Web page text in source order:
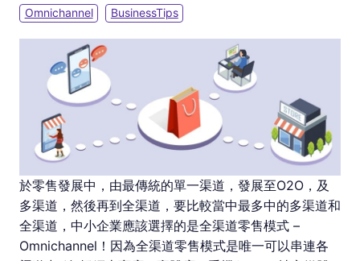
Omnichannel
BusinessTips
於零售發展中，由最傳統的單一渠道，發展至O2O，及
多渠道，然後再到全渠道，要比較當中最多中的多渠道和
全渠道，中小企業應該選擇的是全渠道零售模式 –
Omnichannel！因為全渠道零售模式是唯一可以串連各